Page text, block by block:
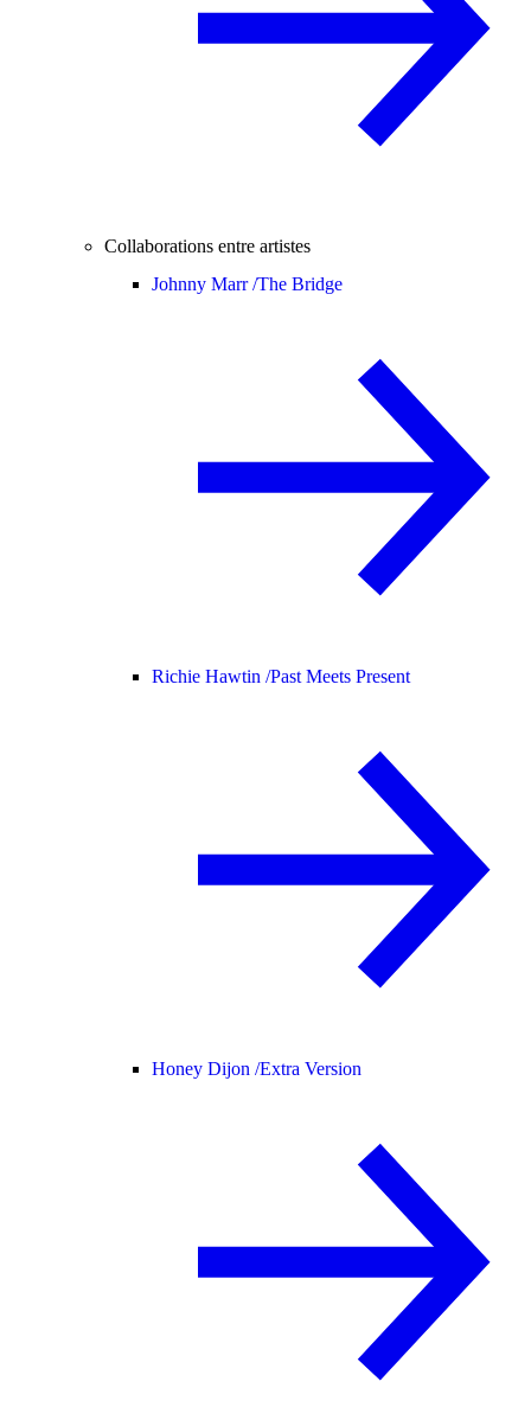
Collaborations entre artistes
Johnny Marr /The Bridge
Richie Hawtin /Past Meets Present
Honey Dijon /Extra Version